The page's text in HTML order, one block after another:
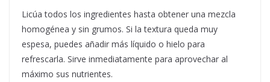
Licúa todos los ingredientes hasta obtener una mezcla
homogénea y sin grumos. Si la textura queda muy
espesa, puedes añadir más líquido o hielo para
refrescarla. Sirve inmediatamente para aprovechar al
máximo sus nutrientes.